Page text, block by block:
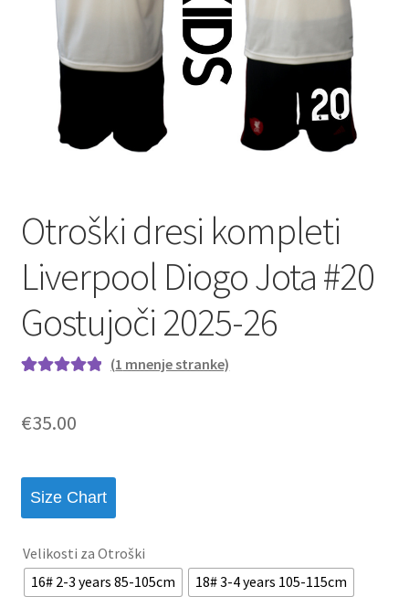
Zaključek nakupa
Otroški dresi kompleti
Liverpool Diogo Jota #20
Gostujoči 2025-26
podlagi ocene
(1 mnenje stranke)
€35.00
Size Chart
Velikosti za Otroški
16# 2-3 years 85-105cm
18# 3-4 years 105-115cm